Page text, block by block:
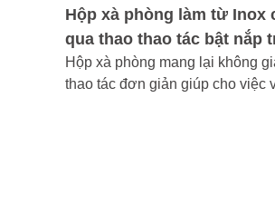
Hộp xà phòng làm từ Inox
qua thao thao tác bật nắp
Hộp xà phòng mang lại không
thao tác đơn giản giúp cho việc